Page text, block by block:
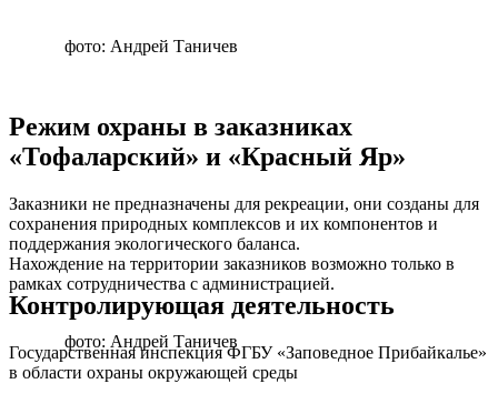
фото: Андрей Таничев
Режим охраны в заказниках
«Тофаларский» и «Красный Яр»
Заказники не предназначены для рекреации, они созданы для
сохранения природных комплексов и их компонентов и
поддержания экологического баланса.
Нахождение на территории заказников возможно только в
рамках сотрудничества с администрацией.
фото: Андрей Таничев
Контролирующая деятельность
Государственная инспекция ФГБУ «Заповедное Прибайкалье»
в области охраны окружающей среды